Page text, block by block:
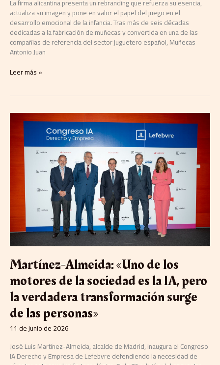
La firma alicantina presenta un rebranding que refuerza su esencia,
actualiza su imagen y pone en valor el papel del juego en el
desarrollo emocional de la infancia. Tras más de seis décadas
dedicadas a la fabricación de muñecas y convertida en una de las
compañías de referencia del sector juguetero español, Muñecas
Antonio Juan
Leer más »
Martínez-Almeida: «Uno de los
motores de la sociedad es la IA, pero
la verdadera transformación surge
de las personas»
11 de junio de 2026
José Luis Martínez-Almeida, alcalde de Madrid, inaugura el Congreso
IA Derecho y Empresa de Lefebvre defendiendo la necesidad de
Martínez-
Almeida:
«Uno
motores
sociedad
la
pero
la
transformación
de
las
personas»